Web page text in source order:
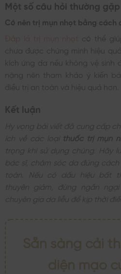
Một số câu hỏi thường gặp
Có nên trị mụn nhọt bằng cách
có thể
chưa được chứng minh hiệu
kích ứng da nếu không vệ sinh
nặng nên tham khảo ý kiến
điều trị an toàn và hiệu quả hơn.
Kết luận
Hy vọng bài viết đã cung cấp
ích về các loại thuốc trị mụn
trọng khi sử dụng chúng. Hãy
bác sĩ, chăm sóc da đúng
toàn. Nếu có dấu hiệu bất
thuyên giảm, đừng ngần
chuyên gia da liễu để kịp thời